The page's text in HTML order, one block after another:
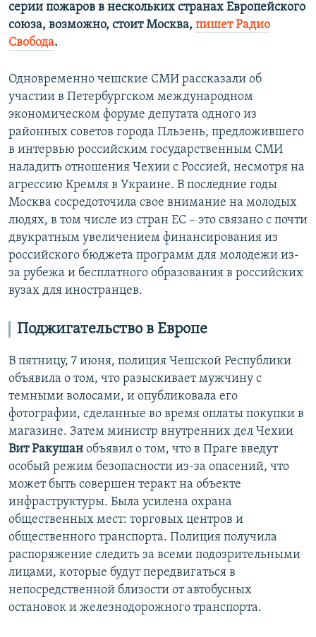
серии пожаров в нескольких странах Европейского
союза, возможно, стоит Москва, пишет Радио
Свобода.
Одновременно чешские СМИ рассказали об
участии в Петербургском международном
экономическом форуме депутата одного из
районных советов города Пльзень, предложившего
в интервью российским государственным СМИ
наладить отношения Чехии с Россией, несмотря на
агрессию Кремля в Украине. В последние годы
Москва сосредоточила свое внимание на молодых
людях, в том числе из стран ЕС – это связано с почти
двукратным увеличением финансирования из
российского бюджета программ для молодежи из-
за рубежа и бесплатного образования в российских
вузах для иностранцев.
Поджигательство в Европе
В пятницу, 7 июня, полиция Чешской Республики
объявила о том, что разыскивает мужчину с
темными волосами, и опубликовала его
фотографии, сделанные во время оплаты покупки в
магазине. Затем министр внутренних дел Чехии
Вит Ракушан объявил о том, что в Праге введут
особый режим безопасности из-за опасений, что
может быть совершен теракт на объекте
инфраструктуры. Была усилена охрана
общественных мест: торговых центров и
общественного транспорта. Полиция получила
распоряжение следить за всеми подозрительными
лицами, которые будут передвигаться в
непосредственной близости от автобусных
остановок и железнодорожного транспорта.